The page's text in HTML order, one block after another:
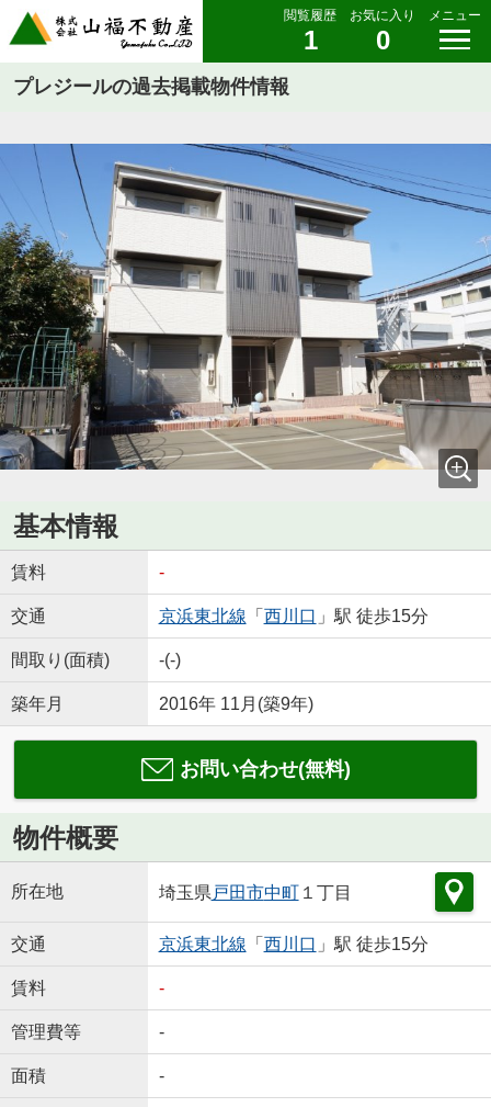
閲覧履歴
1
お気に入り
0
メニュー
プレジールの過去掲載物件情報
基本情報
賃料 -
交通 京浜東北線 「 西川口 」駅 徒歩15分
間取り(面積) -(-)
築年月 2016年 11月(築9年)
お問い合わせ(無料)
物件概要
所在地 埼玉県 戸田市中町１丁目
交通 京浜東北線 「 西川口 」駅 徒歩15分
賃料 -
管理費等 -
面積 -